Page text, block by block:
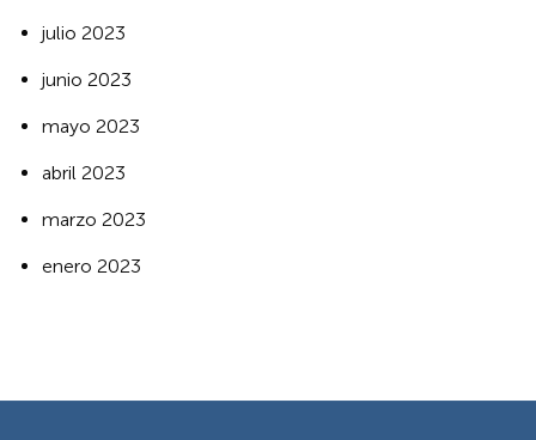
julio 2023
junio 2023
mayo 2023
abril 2023
marzo 2023
enero 2023